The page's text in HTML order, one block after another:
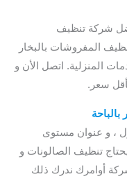
شركة تنظيف
المفروشات بالبخار
المنزلية. اتصل الأن و
سعر.
، و عنوان مستوى
تنظيف الصالونات و
أوامرك ندرك ذلك